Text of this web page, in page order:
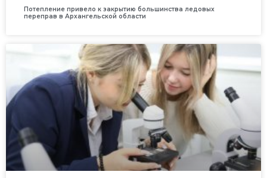
Потепление привело к закрытию большинства ледовых
переправ в Архангельской области